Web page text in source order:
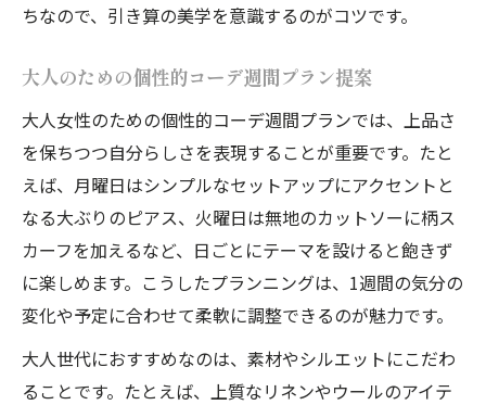
ちなので、引き算の美学を意識するのがコツです。
大人のための個性的コーデ週間プラン提案
大人女性のための個性的コーデ週間プランでは、上品さ
を保ちつつ自分らしさを表現することが重要です。たと
えば、月曜日はシンプルなセットアップにアクセントと
なる大ぶりのピアス、火曜日は無地のカットソーに柄ス
カーフを加えるなど、日ごとにテーマを設けると飽きず
に楽しめます。こうしたプランニングは、1週間の気分の
変化や予定に合わせて柔軟に調整できるのが魅力です。
大人世代におすすめなのは、素材やシルエットにこだわ
ることです。たとえば、上質なリネンやウールのアイテ